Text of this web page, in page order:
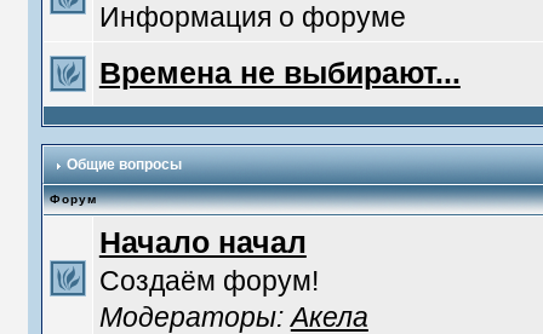
Информация о форуме
Времена не выбирают...
Общие вопросы
Форум
Начало начал
Создаём форум!
Модераторы:Акела